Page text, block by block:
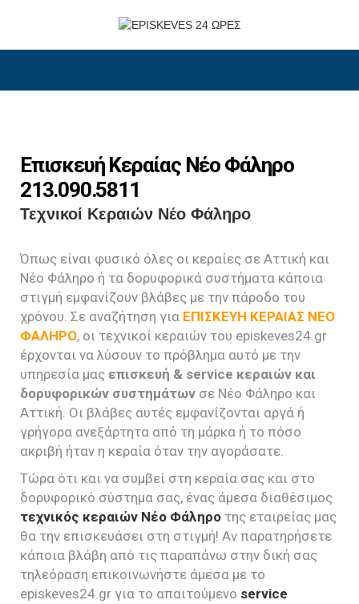
Επισκευή Κεραίας Νέο Φάληρο
213.090.5811
Τεχνικοί Κεραιών Νέο Φάληρο
Όπως είναι φυσικό όλες οι κεραίες σε Αττική και
Νέο Φάληρο ή τα δορυφορικά συστήματα κάποια
στιγμή εμφανίζουν βλάβες με την πάροδο του
χρόνου. Σε αναζήτηση για ΕΠΙΣΚΕΥΗ ΚΕΡΑΙΑΣ ΝΕΟ
ΦΑΛΗΡΟ, οι τεχνικοί κεραιών του episkeves24.gr
έρχονται να λύσουν το πρόβλημα αυτό με την
υπηρεσία μας επισκευή & service κεραιών και
δορυφορικών συστημάτων σε Νέο Φάληρο και
Αττική. Οι βλάβες αυτές εμφανίζονται αργά ή
γρήγορα ανεξάρτητα από τη μάρκα ή το πόσο
ακριβή ήταν η κεραία όταν την αγοράσατε.
Τώρα ότι και να συμβεί στη κεραία σας και στο
δορυφορικό σύστημα σας, ένας άμεσα διαθέσιμος
τεχνικός κεραιών Νέο Φάληρο της εταιρείας μας
θα την επισκευάσει στη στιγμή! Αν παρατηρήσετε
κάποια βλάβη από τις παραπάνω στην δική σας
τηλεόραση επικοινωνήστε άμεσα με το
episkeves24.gr για το απαιτούμενο service